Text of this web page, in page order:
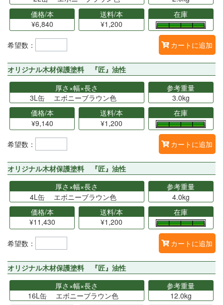
価格/本
¥6,840
送料/本
¥1,200
在庫
希望数： カートに追加
オリジナル木材保護塗料 『匠』油性
厚さ×幅×長さ
3L缶 エボニーブラウン色
参考重量
3.0kg
価格/本
¥9,140
送料/本
¥1,200
在庫
希望数： カートに追加
オリジナル木材保護塗料 『匠』油性
厚さ×幅×長さ
4L缶 エボニーブラウン色
参考重量
4.0kg
価格/本
¥11,430
送料/本
¥1,200
在庫
希望数： カートに追加
オリジナル木材保護塗料 『匠』油性
厚さ×幅×長さ
16L缶 エボニーブラウン色
参考重量
12.0kg